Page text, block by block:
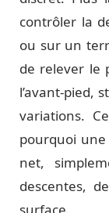
contrôler la
ou sur un
de relever le
l’avant-pied,
variations.
pourquoi
net,
descentes,
surface.